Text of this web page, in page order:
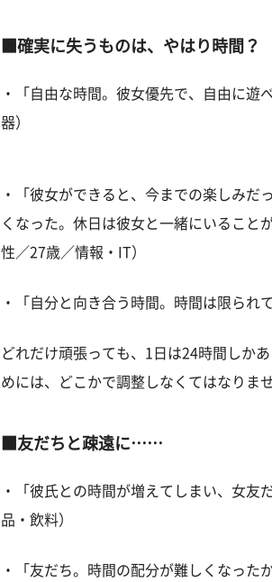
■確実に失うものは、やはり時間？
・「自由な時間。彼女優先で、自由に遊
器）
・「彼女ができると、今までの楽しみだ
くなった。休日は彼女と一緒にいること
性／27歳／情報・IT）
・「自分と向き合う時間。時間は限られ
どれだけ頑張っても、1日は24時間しか
めには、どこかで調整しなくてはなりませ
■友だちと疎遠に……
・「彼氏との時間が増えてしまい、女友
品・飲料）
・「友だち。時間の配分が難しくなった